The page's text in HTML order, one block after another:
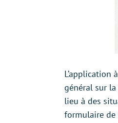
L’application
général sur
lieu à des
formulaire de